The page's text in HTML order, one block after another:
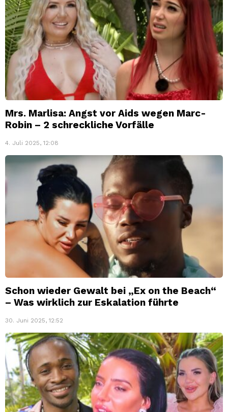
Mrs. Marlisa: Angst vor Aids wegen Marc-
Robin – 2 schreckliche Vorfälle
4. Juli 2025, 12:08
Schon wieder Gewalt bei „Ex on the Beach“
– Was wirklich zur Eskalation führte
30. Juni 2025, 12:52